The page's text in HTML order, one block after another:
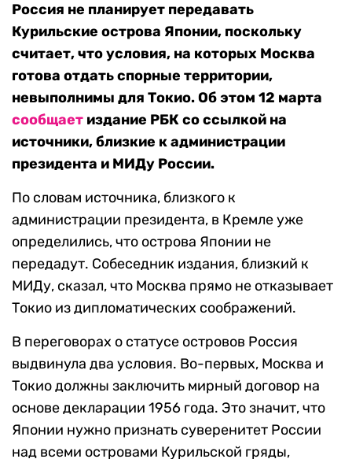
Россия не планирует передавать
Курильские острова Японии, поскольку
считает, что условия, на которых Москва
готова отдать спорные территории,
невыполнимы для Токио. Об этом 12 марта
сообщает издание РБК со ссылкой на
источники, близкие к администрации
президента и МИДу России.
По словам источника, близкого к
администрации президента, в Кремле уже
определились, что острова Японии не
передадут. Собеседник издания, близкий к
МИДу, сказал, что Москва прямо не отказывает
Токио из дипломатических соображений.
В переговорах о статусе островов Россия
выдвинула два условия. Во-первых, Москва и
Токио должны заключить мирный договор на
основе декларации 1956 года. Это значит, что
Японии нужно признать суверенитет России
над всеми островами Курильской гряды,